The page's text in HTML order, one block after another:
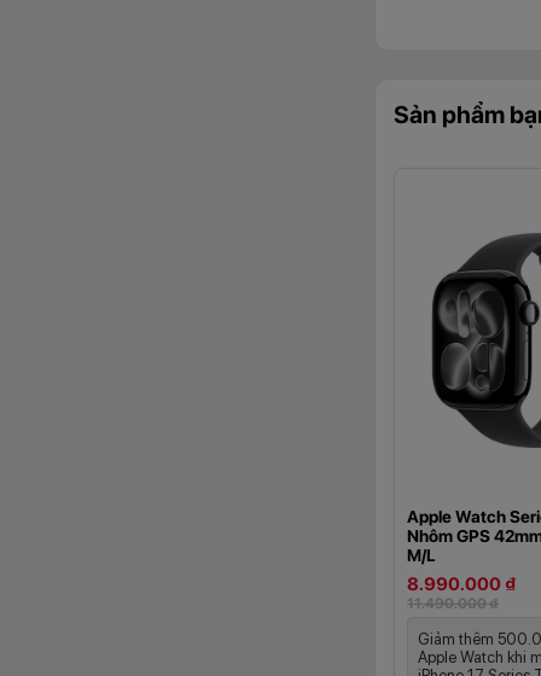
Sản phẩm
Apple Watch
Nhôm GPS
M/L
8.990.000 ₫
11.490.000 ₫
Giảm thêm
Apple Watch khi